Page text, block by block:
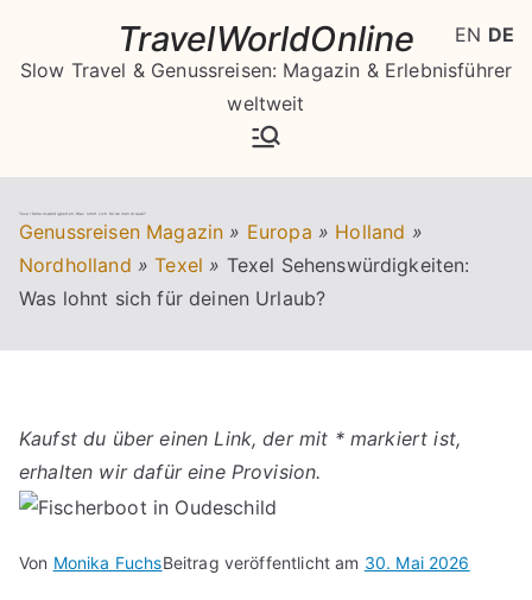
springen
TravelWorldOnline
Slow Travel & Genussreisen: Magazin & Erlebnisführer
weltweit
Texel Sehenswürdigkeiten: Was lohnt sich für deinen Urlaub?
Genussreisen Magazin » Europa » Holland »
Nordholland » Texel » Texel Sehenswürdigkeiten:
Was lohnt sich für deinen Urlaub?
Kaufst du über einen Link, der mit * markiert ist,
erhalten wir dafür eine Provision.
Von Monika FuchsBeitrag veröffentlicht am 30. Mai 2026
EN DE